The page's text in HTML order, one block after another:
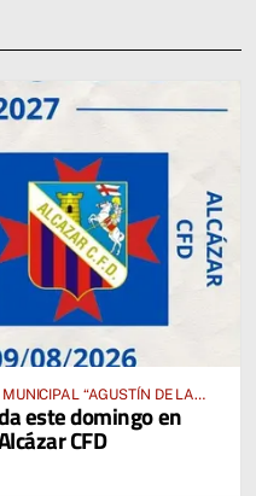
“AGUSTÍN DE LA
este domingo en
CFD